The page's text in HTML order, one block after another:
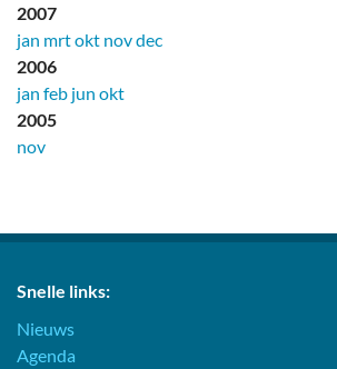
2007
jan mrtokt novdec
2006
jan feb jun okt
2005
nov
Snelle links:
Nieuws
Agenda